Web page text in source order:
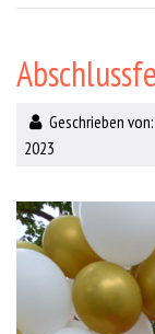
Geschrieben von:
2023